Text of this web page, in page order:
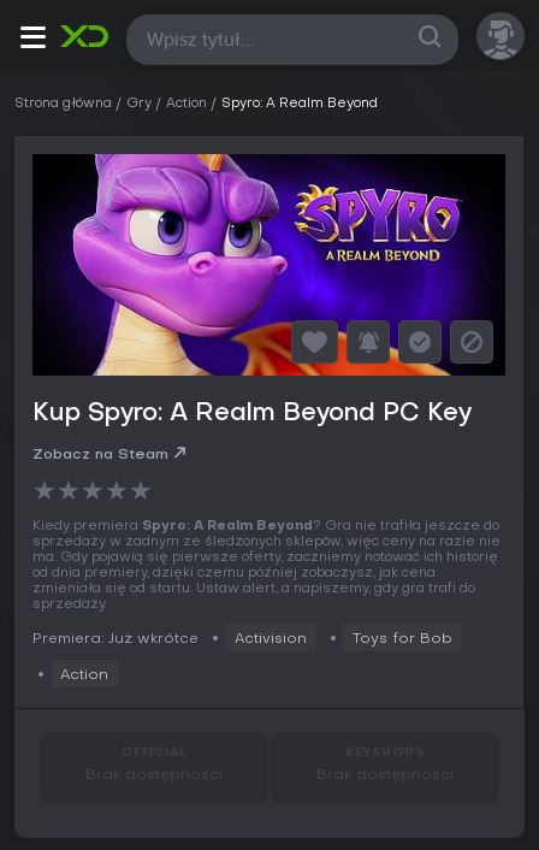
Wszystkie
Strona główna Gry Action Spyro: A Realm Beyond
Kup Spyro: A Realm Beyond PC Key
Zobacz na Steam
★★★★★
Kiedy premiera Spyro: A Realm Beyond ? Gra nie trafiła jeszcze do
sprzedaży w żadnym ze śledzonych sklepów, więc ceny na razie nie
ma. Gdy pojawią się pierwsze oferty, zaczniemy notować ich historię
od dnia premiery, dzięki czemu później zobaczysz, jak cena
zmieniała się od startu. Ustaw alert, a napiszemy, gdy gra trafi do
sprzedaży.
Premiera: Już wkrótce Activision Toys for Bob
Action
Brak dostępności Brak dostępności